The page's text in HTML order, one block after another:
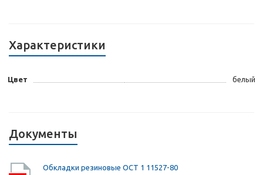
Характеристики
Цвет белый
Документы
Обкладки резиновые ОСТ 1 11527-80